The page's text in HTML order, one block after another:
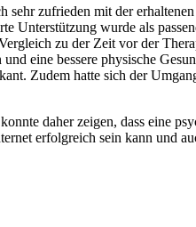
sehr zufrieden mit der
Unterstützung wurde als
zu der Zeit vor der
eine bessere physische
Zudem hatte sich der
daher zeigen, dass eine
erfolgreich sein kann und